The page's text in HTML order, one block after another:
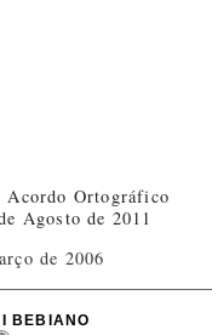
Acordo Ortográfico
Agosto de 2011
de 2006
BEBIANO